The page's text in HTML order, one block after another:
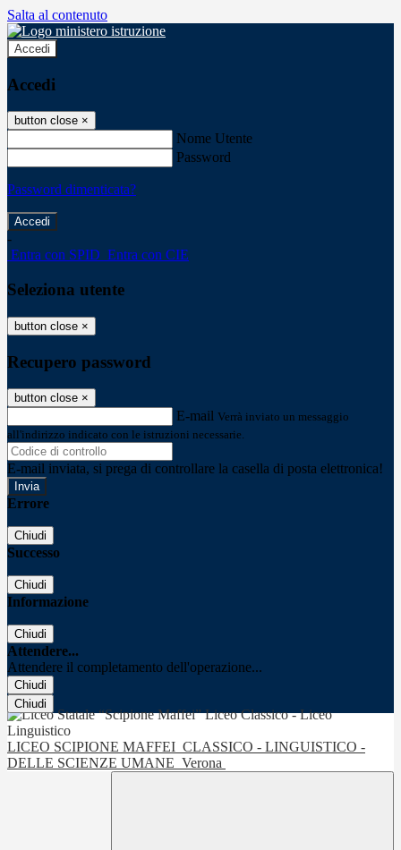
Salta al contenuto
Accedi
Accedi
button close ×
Nome Utente
Password
Password dimenticata?
-
Entra con SPID Entra con CIE
Seleziona utente
button close ×
Recupero password
button close ×
E-mail Verrà inviato un messaggio
all'indirizzo indicato con le istruzioni necessarie.
E-mail inviata, si prega di controllare la casella di posta elettronica!
Errore
Chiudi
Successo
Chiudi
Informazione
Chiudi
Attendere...
Attendere il completamento dell'operazione...
Chiudi
Chiudi
LICEO SCIPIONE MAFFEI CLASSICO - LINGUISTICO -
DELLE SCIENZE UMANE Verona